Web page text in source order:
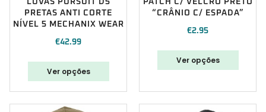
LUVAS PURSUIT D5
PRETAS ANTI CORTE
NÍVEL 5 MECHANIX WEAR
€42.99
Ver opções
PATCH C/ VELCRO PRETO
“CRÂNIO C/ ESPADA”
€2.95
Ver opções